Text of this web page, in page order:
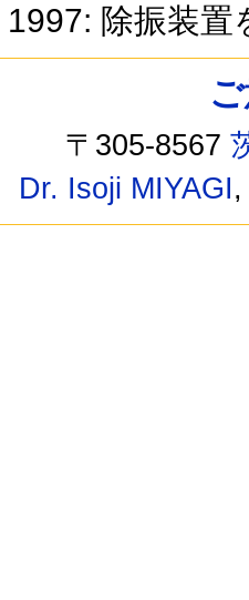
1997: 除振装
〒305-8567
Dr. Isoji MIYAGI,